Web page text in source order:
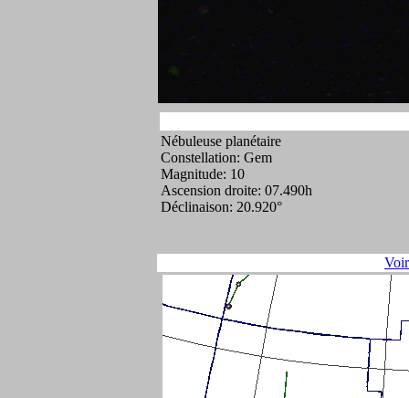
Nébuleuse planétaire
Constellation: Gem
Magnitude: 10
Ascension droite: 07.490h
Déclinaison: 20.920°